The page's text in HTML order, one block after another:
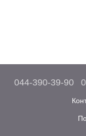
044-390-39-90